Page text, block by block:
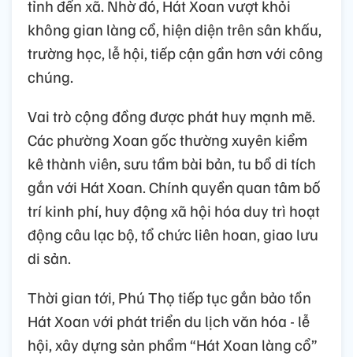
tỉnh đến xã. Nhờ đó, Hát Xoan vượt khỏi
không gian làng cổ, hiện diện trên sân khấu,
trường học, lễ hội, tiếp cận gần hơn với công
chúng.
Vai trò cộng đồng được phát huy mạnh mẽ.
Các phường Xoan gốc thường xuyên kiểm
kê thành viên, sưu tầm bài bản, tu bổ di tích
gắn với Hát Xoan. Chính quyền quan tâm bố
trí kinh phí, huy động xã hội hóa duy trì hoạt
động câu lạc bộ, tổ chức liên hoan, giao lưu
di sản.
Thời gian tới, Phú Thọ tiếp tục gắn bảo tồn
Hát Xoan với phát triển du lịch văn hóa - lễ
hội, xây dựng sản phẩm “Hát Xoan làng cổ”